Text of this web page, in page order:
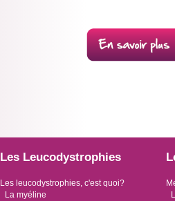
Les Leucodystrophies
Les leucodystrophies, c'est quoi?
La myéline